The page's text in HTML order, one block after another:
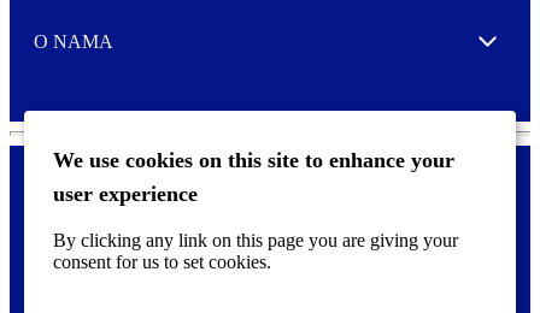
We use cookies on this site to enhance your
user experience
By clicking any link on this page you are giving your
consent for us to set cookies.
O NAMA Expand
o
Pravne i tzv. Cookie obavijesti